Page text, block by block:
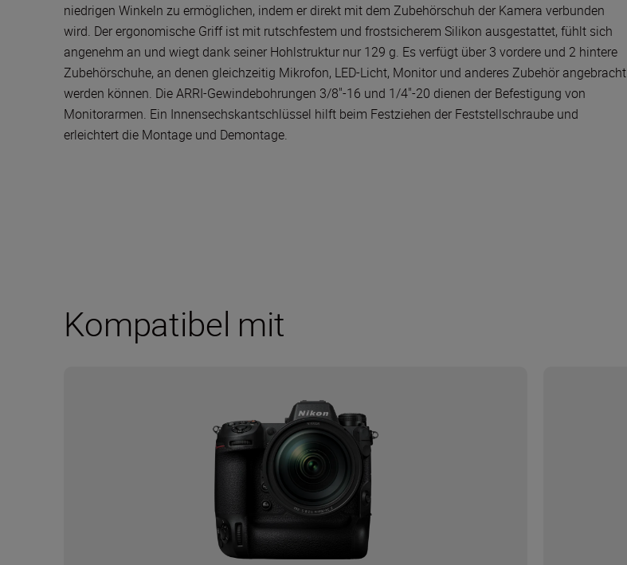
niedrigen Winkeln zu ermöglichen, indem er direkt mit dem Zubehörschuh der Kamera verbunden
wird. Der ergonomische Griff ist mit rutschfestem und frostsicherem Silikon ausgestattet, fühlt sich
angenehm an und wiegt dank seiner Hohlstruktur nur 129 g. Es verfügt über 3 vordere und 2 hintere
Zubehörschuhe, an denen gleichzeitig Mikrofon, LED-Licht, Monitor und anderes Zubehör angebracht
werden können. Die ARRI-Gewindebohrungen 3/8"-16 und 1/4"-20 dienen der Befestigung von
Monitorarmen. Ein Innensechskantschlüssel hilft beim Festziehen der Feststellschraube und
erleichtert die Montage und Demontage.
Kompatibel mit